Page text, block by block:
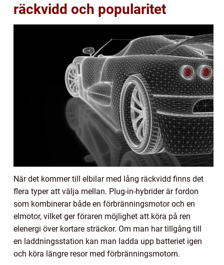
räckvidd och popularitet
När det kommer till elbilar med lång räckvidd finns det
flera typer att välja mellan. Plug-in-hybrider är fordon
som kombinerar både en förbränningsmotor och en
elmotor, vilket ger föraren möjlighet att köra på ren
elenergi över kortare sträckor. Om man har tillgång till
en laddningsstation kan man ladda upp batteriet igen
och köra längre resor med förbränningsmotorn.